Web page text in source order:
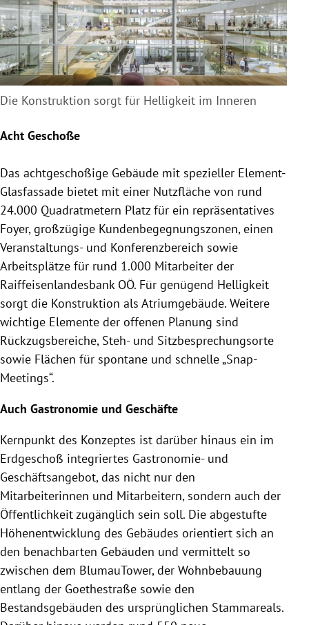
Die Konstruktion sorgt für Helligkeit im Inneren
Acht Geschoße
Das achtgeschoßige Gebäude mit spezieller Element-
Glasfassade bietet mit einer Nutzfläche von rund
24.000 Quadratmetern Platz für ein repräsentatives
Foyer, großzügige Kundenbegegnungszonen, einen
Veranstaltungs- und Konferenzbereich sowie
Arbeitsplätze für rund 1.000 Mitarbeiter der
Raiffeisenlandesbank OÖ. Für genügend Helligkeit
sorgt die Konstruktion als Atriumgebäude. Weitere
wichtige Elemente der offenen Planung sind
Rückzugsbereiche, Steh- und Sitzbesprechungsorte
sowie Flächen für spontane und schnelle „Snap-
Meetings“.
Auch Gastronomie und Geschäfte
Kernpunkt des Konzeptes ist darüber hinaus ein im
Erdgeschoß integriertes Gastronomie- und
Geschäftsangebot, das nicht nur den
Mitarbeiterinnen und Mitarbeitern, sondern auch der
Öffentlichkeit zugänglich sein soll. Die abgestufte
Höhenentwicklung des Gebäudes orientiert sich an
den benachbarten Gebäuden und vermittelt so
zwischen dem BlumauTower, der Wohnbebauung
entlang der Goethestraße sowie den
Bestandsgebäuden des ursprünglichen Stammareals.